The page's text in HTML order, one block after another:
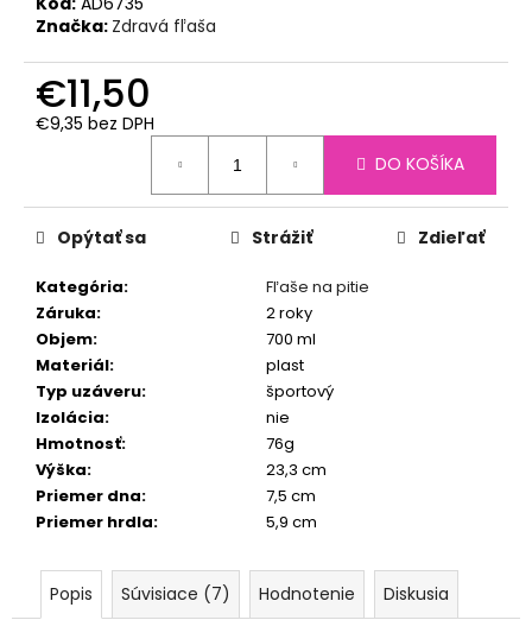
Značka: Zdravá fľaša
€11,50
€9,35 bez DPH
DO KOŠÍKA
Kategória:
Fľaše na pitie
Záruka:
2 roky
Objem:
700 ml
Materiál:
plast
Typ uzáveru:
športový
Izolácia:
nie
Hmotnosť:
76g
Výška:
23,3 cm
Priemer dna:
7,5 cm
Priemer hrdla: 5,9 cm
Opýtať sa Strážiť Zdieľať
Popis Súvisiace (7) Hodnotenie Diskusia
a
m
e
SOSÁČIK
€1,30